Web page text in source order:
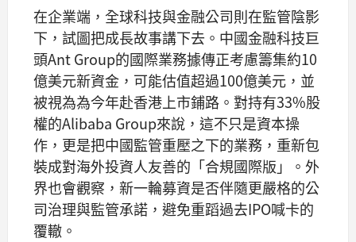
在企業端，全球科技與金融公司則在監管陰影
下，試圖把成長故事講下去。中國金融科技巨
頭Ant Group的國際業務據傳正考慮籌集約10
億美元新資金，可能估值超過100億美元，並
被視為為今年赴香港上市鋪路。對持有33%股
權的Alibaba Group來說，這不只是資本操
作，更是把中國監管重壓之下的業務，重新包
裝成對海外投資人友善的「合規國際版」。外
界也會觀察，新一輪募資是否伴隨更嚴格的公
司治理與監管承諾，避免重蹈過去IPO喊卡的
覆轍。